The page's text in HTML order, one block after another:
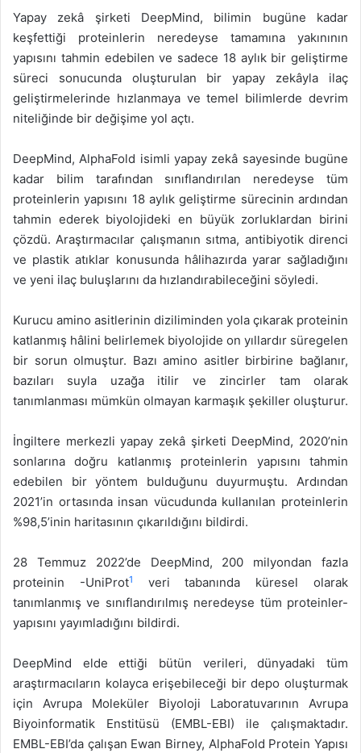
Yapay zekâ şirketi DeepMind, bilimin bugüne kadar
keşfettiği proteinlerin neredeyse tamamına yakınının
yapısını tahmin edebilen ve sadece 18 aylık bir geliştirme
süreci sonucunda oluşturulan bir yapay zekâyla ilaç
geliştirmelerinde hızlanmaya ve temel bilimlerde devrim
niteliğinde bir değişime yol açtı.
DeepMind, AlphaFold isimli yapay zekâ sayesinde bugüne
kadar bilim tarafından sınıflandırılan neredeyse tüm
proteinlerin yapısını 18 aylık geliştirme sürecinin ardından
tahmin ederek biyolojideki en büyük zorluklardan birini
çözdü. Araştırmacılar çalışmanın sıtma, antibiyotik direnci
ve plastik atıklar konusunda hâlihazırda yarar sağladığını
ve yeni ilaç buluşlarını da hızlandırabileceğini söyledi.
Kurucu amino asitlerinin diziliminden yola çıkarak proteinin
katlanmış hâlini belirlemek biyolojide on yıllardır süregelen
bir sorun olmuştur. Bazı amino asitler birbirine bağlanır,
bazıları suyla uzağa itilir ve zincirler tam olarak
tanımlanması mümkün olmayan karmaşık şekiller oluşturur.
İngiltere merkezli yapay zekâ şirketi DeepMind, 2020’nin
sonlarına doğru katlanmış proteinlerin yapısını tahmin
edebilen bir yöntem bulduğunu duyurmuştu. Ardından
2021’in ortasında insan vücudunda kullanılan proteinlerin
%98,5’inin haritasının çıkarıldığını bildirdi.
28 Temmuz 2022’de DeepMind, 200 milyondan fazla
proteinin -UniProt1
veri tabanında küresel olarak
tanımlanmış ve sınıflandırılmış neredeyse tüm proteinler-
yapısını yayımladığını bildirdi.
DeepMind elde ettiği bütün verileri, dünyadaki tüm
araştırmacıların kolayca erişebileceği bir depo oluşturmak
için Avrupa Moleküler Biyoloji Laboratuvarının Avrupa
Biyoinformatik Enstitüsü (EMBL-EBI) ile çalışmaktadır.
EMBL-EBI’da çalışan Ewan Birney, AlphaFold Protein Yapısı